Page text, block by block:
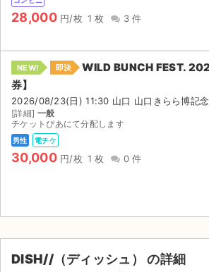
お知らせ
28,000 円/枚 1 枚 3 件
NEW! 即決
WILD BUNCH FEST.
券】
2026/08/23(日) 11:30 山口 山口きらら博記
[詳細] 一般
チケットぴあにて分配します
男性 電チケ
30,000 円/枚 1 枚 0 件
DISH//（ディッシュ） の詳細